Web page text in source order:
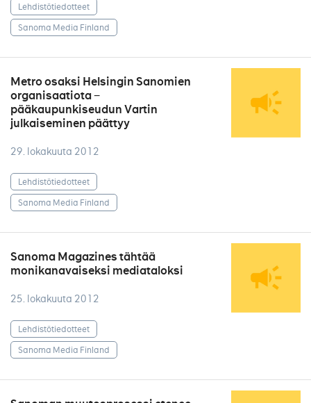
Lehdistötiedotteet
Sanoma Media Finland
Metro osaksi Helsingin Sanomien
organisaatiota −
pääkaupunkiseudun Vartin
julkaiseminen päättyy
29. lokakuuta 2012
Lehdistötiedotteet
Sanoma Media Finland
Sanoma Magazines tähtää
monikanavaiseksi mediataloksi
25. lokakuuta 2012
Lehdistötiedotteet
Sanoma Media Finland